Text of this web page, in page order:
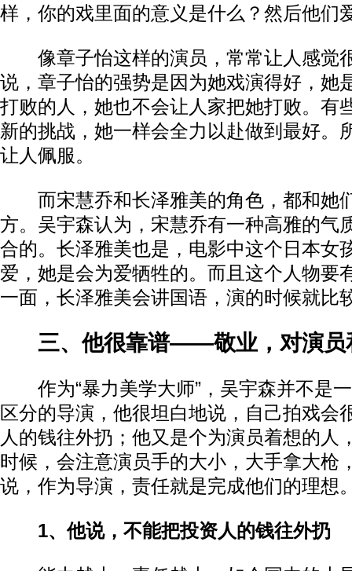
样，你的戏里面的意义是什么？然后他们
像章子怡这样的演员，常常让人感觉
说，章子怡的强势是因为她戏演得好，她
打败的人，她也不会让人家把她打败。有
新的挑战，她一样会全力以赴做到最好。
让人佩服。
而宋慧乔和长泽雅美的角色，都和她
方。吴宇森认为，宋慧乔有一种高雅的气
合的。长泽雅美也是，电影中这个日本女
爱，她是会为爱牺牲的。而且这个人物要
一面，长泽雅美会讲国语，演的时候就比
三、他很靠谱——敬业，对演员
作为“暴力美学大师”，吴宇森并不是
区分的导演，他很坦白地说，自己拍戏会
人的钱往外扔；他又是个为演员着想的人
时候，会注意演员手的大小，大手拿大枪
说，作为导演，责任就是完成他们的理想
1、他说，不能把投资人的钱往外扔